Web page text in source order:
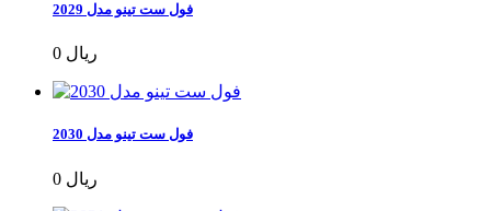
فول ست تینو مدل 2029
0 ریال
فول ست تینو مدل 2030
0 ریال